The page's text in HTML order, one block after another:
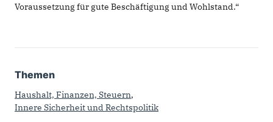
Voraussetzung für gute Beschäftigung und Wohlstand.“
Themen
Haushalt, Finanzen, Steuern,
Innere Sicherheit und Rechtspolitik